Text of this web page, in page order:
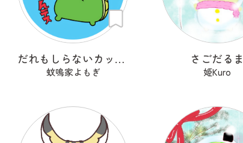
だれもしらないカッパちゃん
蚊鳴家よもぎ
さごだるま
姫Kuro